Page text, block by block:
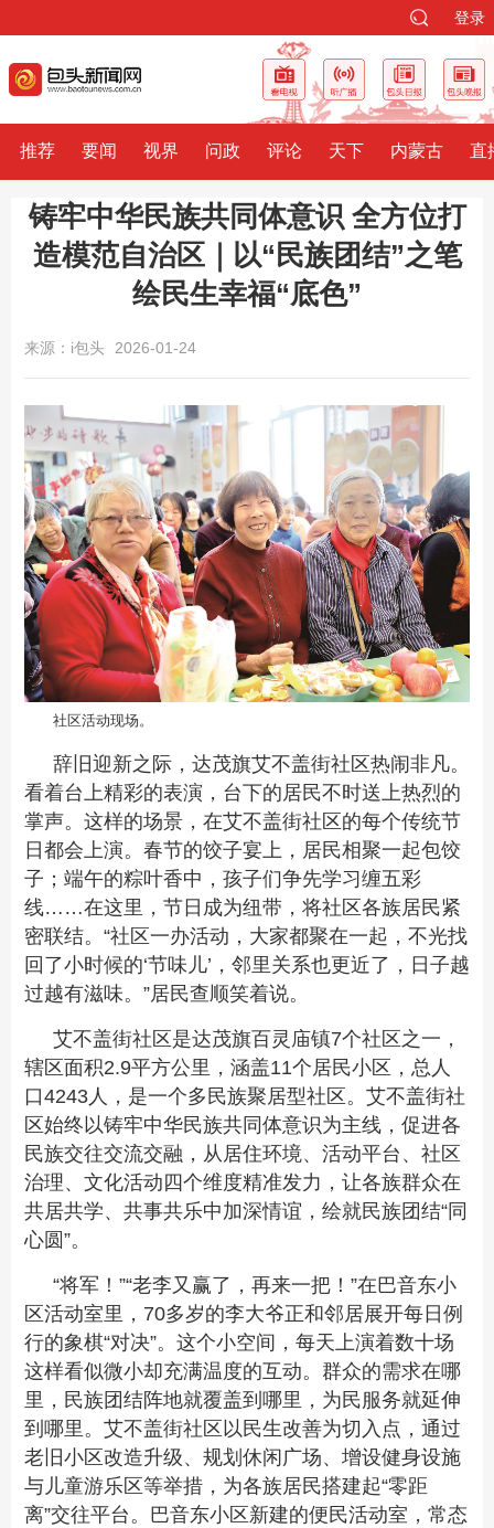
登录
推荐 要闻 视界 问政 评论 天下 内蒙古 直
铸牢中华民族共同体意识 全方位打
造模范自治区｜以“民族团结”之笔
绘民生幸福“底色”
来源：i包头 2026-01-24
社区活动现场。
辞旧迎新之际，达茂旗艾不盖街社区热闹非凡。
看着台上精彩的表演，台下的居民不时送上热烈的
掌声。这样的场景，在艾不盖街社区的每个传统节
日都会上演。春节的饺子宴上，居民相聚一起包饺
子；端午的粽叶香中，孩子们争先学习缠五彩
线……在这里，节日成为纽带，将社区各族居民紧
密联结。“社区一办活动，大家都聚在一起，不光找
回了小时候的‘节味儿’，邻里关系也更近了，日子越
过越有滋味。”居民查顺笑着说。
艾不盖街社区是达茂旗百灵庙镇7个社区之一，
辖区面积2.9平方公里，涵盖11个居民小区，总人
口4243人，是一个多民族聚居型社区。艾不盖街社
区始终以铸牢中华民族共同体意识为主线，促进各
民族交往交流交融，从居住环境、活动平台、社区
治理、文化活动四个维度精准发力，让各族群众在
共居共学、共事共乐中加深情谊，绘就民族团结“同
心圆”。
“将军！”“老李又赢了，再来一把！”在巴音东小
区活动室里，70多岁的李大爷正和邻居展开每日例
行的象棋“对决”。这个小空间，每天上演着数十场
这样看似微小却充满温度的互动。群众的需求在哪
里，民族团结阵地就覆盖到哪里，为民服务就延伸
到哪里。艾不盖街社区以民生改善为切入点，通过
老旧小区改造升级、规划休闲广场、增设健身设施
与儿童游乐区等举措，为各族居民搭建起“零距
离”交往平台。巴音东小区新建的便民活动室，常态